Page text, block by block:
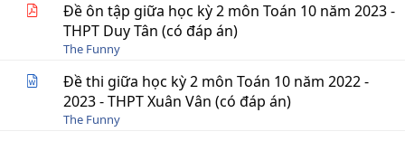
Đề ôn tập giữa học kỳ 2 môn Toán 10 năm 2023 -
THPT Duy Tân (có đáp án)
The Funny
Đề thi giữa học kỳ 2 môn Toán 10 năm 2022 -
2023 - THPT Xuân Vân (có đáp án)
The Funny